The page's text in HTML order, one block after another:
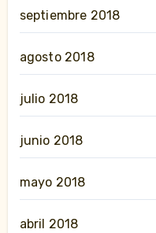
septiembre 2018
agosto 2018
julio 2018
junio 2018
mayo 2018
abril 2018